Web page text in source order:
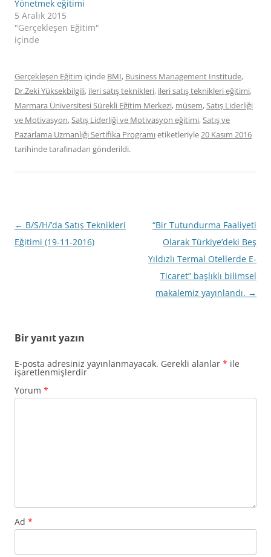
Yönetmek eğitimi
5 Aralık 2015
"Gerçekleşen Eğitim"
içinde
Gerçekleşen Eğitim içinde BMI, Business Management Institude,
Dr.Zeki Yüksekbilgili, ileri satış teknikleri, ileri satış teknikleri eğitimi,
Marmara Üniversitesi Sürekli Eğitim Merkezi, müsem,Satış Liderliği
ve Motivasyon,Satış Liderliği ve Motivasyon eğitimi,Satış ve
Pazarlama Uzmanlığı Sertifika Programıetiketleriyle20 Kasım 2016
tarihindetarafınadan gönderildi.
Yazı
dolaşımı
← B/S/H/’da Satış Teknikleri
Eğitimi (19-11-2016)
“Bir Tutundurma Faaliyeti
Olarak Türkiye’deki Beş
Yıldızlı Termal Otellerde E-
Ticaret” başlıklı bilimsel
makalemiz yayınlandı. →
Bir yanıt yazın
E-posta adresiniz yayınlanmayacak. Gerekli alanlar * ile
işaretlenmişlerdir
Yorum *
Ad *